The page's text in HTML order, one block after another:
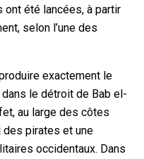
été lancées, à partir
selon l’une des
exactement le
le détroit de Bab el-
au large des côtes
des pirates et une
occidentaux. Dans